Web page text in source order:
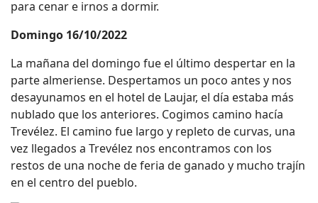
para cenar e irnos a dormir.
Domingo 16/10/2022
La mañana del domingo fue el último despertar en la
parte almeriense. Despertamos un poco antes y nos
desayunamos en el hotel de Laujar, el día estaba más
nublado que los anteriores. Cogimos camino hacía
Trevélez. El camino fue largo y repleto de curvas, una
vez llegados a Trevélez nos encontramos con los
restos de una noche de feria de ganado y mucho trajín
en el centro del pueblo.